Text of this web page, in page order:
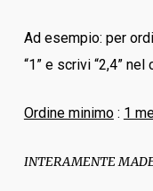
Ad esempio: per
“1” e scrivi “2,4”
Ordine minimo: 1
INTERAMENTE